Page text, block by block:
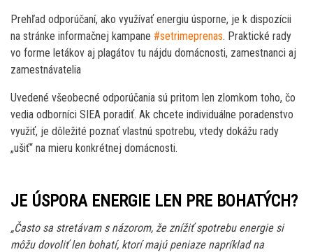
Prehľad odporúčaní, ako využívať energiu úsporne, je k dispozícii
na stránke informačnej kampane #setrimeprenas. Praktické rady
vo forme letákov aj plagátov tu nájdu domácnosti, zamestnanci aj
zamestnávatelia
Uvedené všeobecné odporúčania sú pritom len zlomkom toho, čo
vedia odborníci SIEA poradiť. Ak chcete individuálne poradenstvo
využiť, je dôležité poznať vlastnú spotrebu, vtedy dokážu rady
„ušiť“ na mieru konkrétnej domácnosti.
JE ÚSPORA ENERGIE LEN PRE BOHATÝCH?
„Často sa stretávam s názorom, že znížiť spotrebu energie si
môžu dovoliť len bohatí, ktorí majú peniaze napríklad na